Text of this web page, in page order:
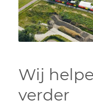
Wij
verder